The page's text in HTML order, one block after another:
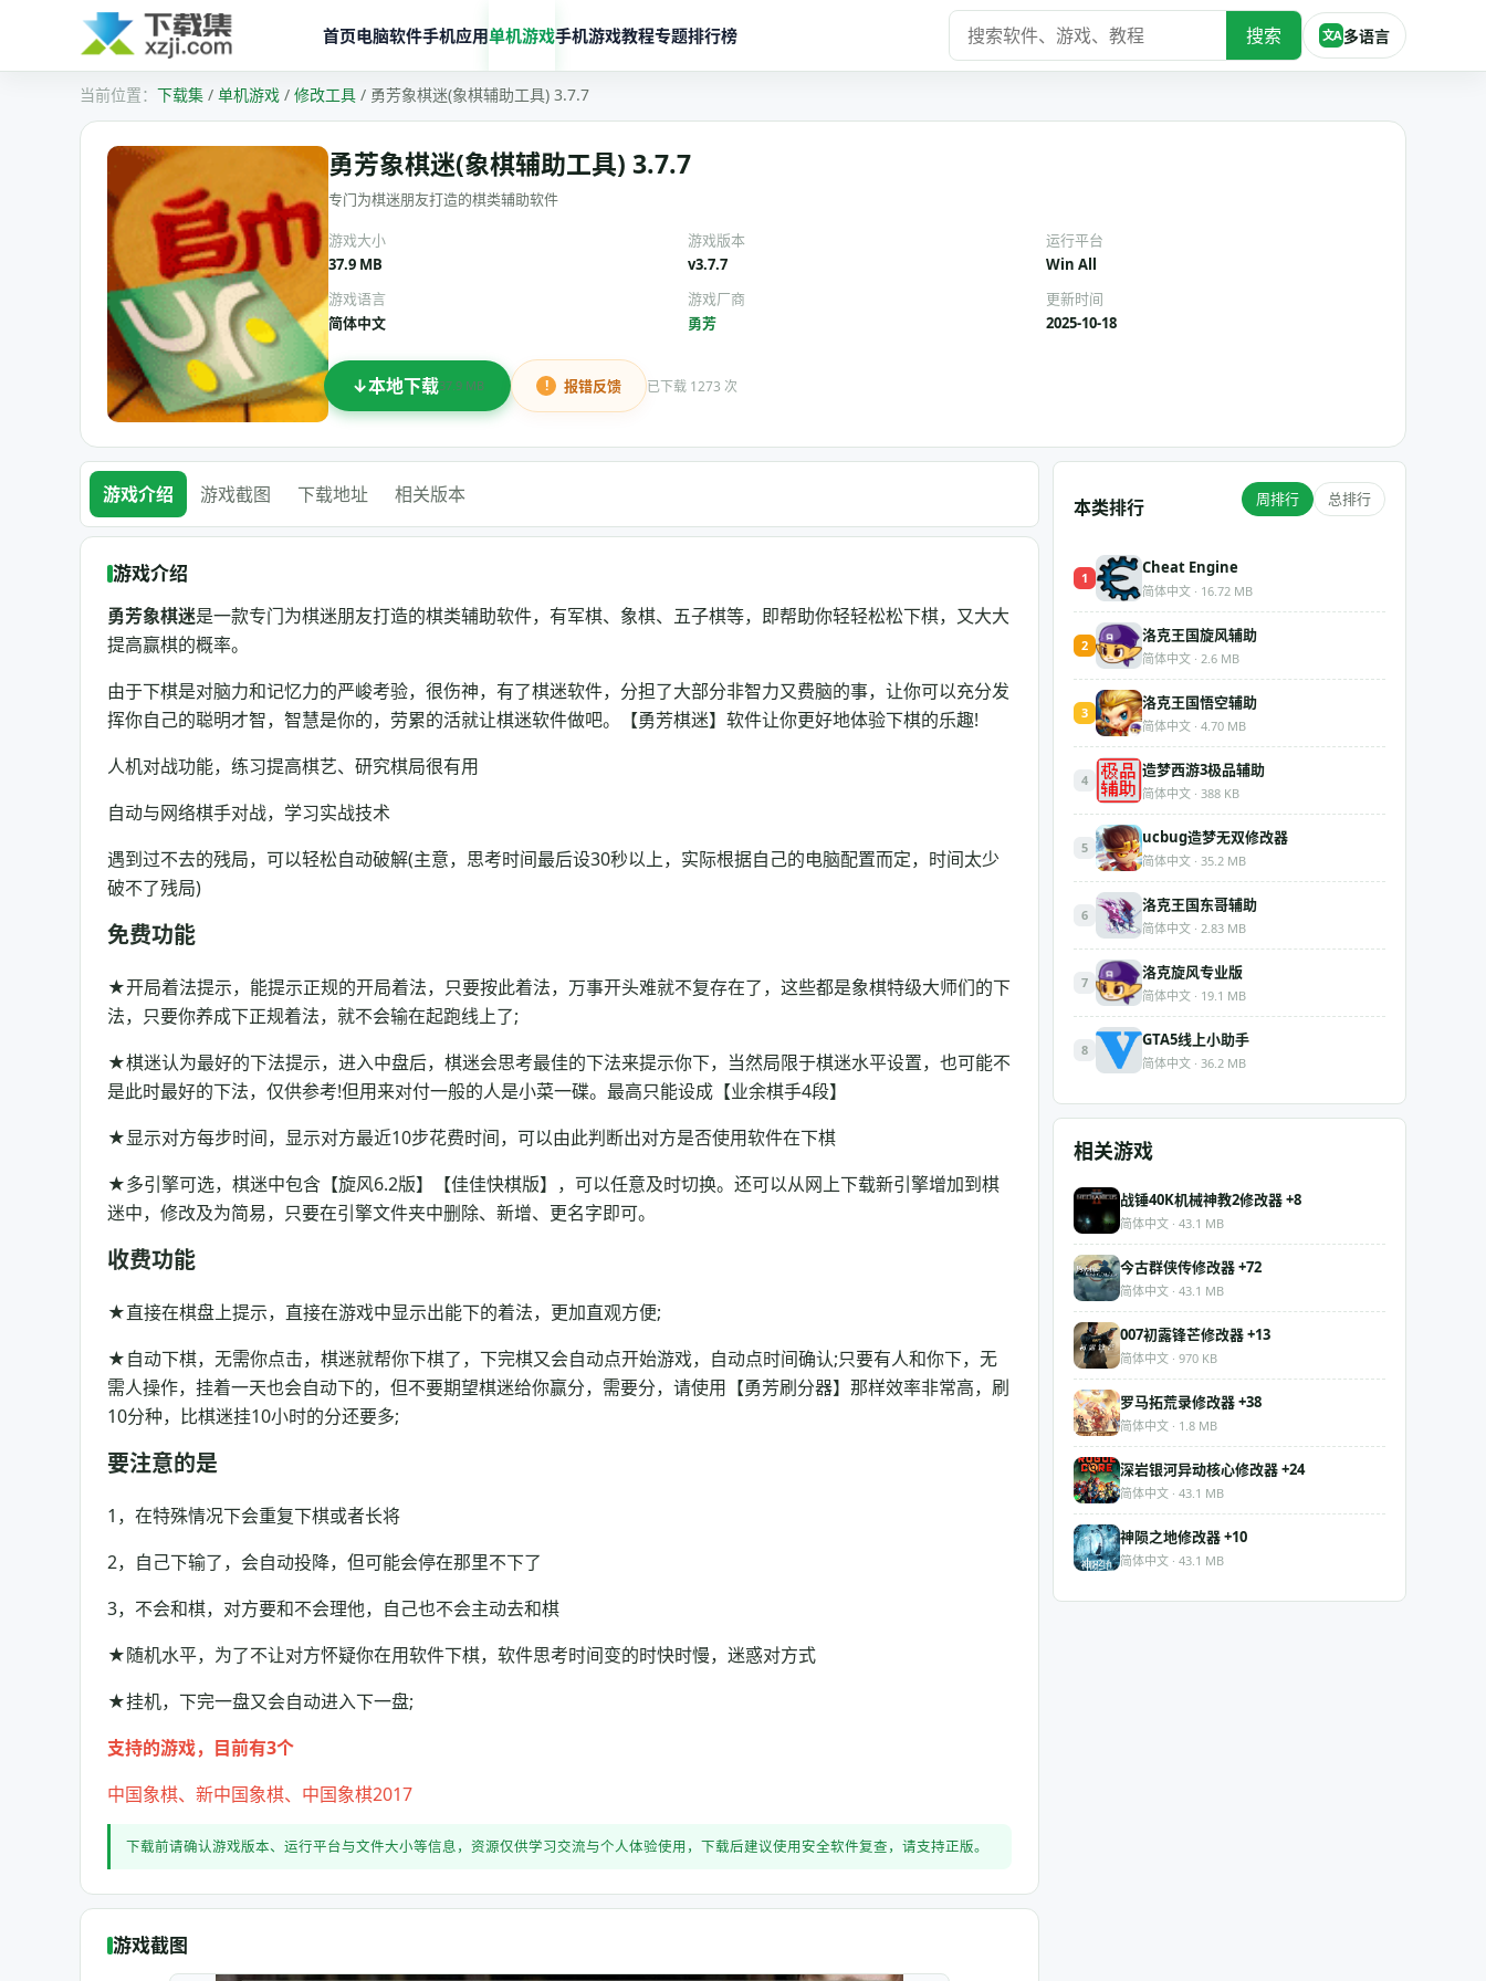
首页电脑软件手机应用单机游戏手机游戏教程专题排行榜 搜索 文A 多语言
下载集 / 单机游戏 / 修改工具 / 勇芳象棋迷(象棋辅助工具) 3.7.7
勇芳象棋迷(象棋辅助工具) 3.7.7
专门为棋迷朋友打造的棋类辅助软件
游戏大小
37.9 MB
游戏版本
v3.7.7
运行平台
Win All
游戏语言
简体中文
游戏厂商
勇芳
更新时间
2025-10-18
本地下载37.9 MB 报错反馈 已下载 1273 次
游戏介绍 游戏截图 下载地址 相关版本
游戏介绍
勇芳象棋迷是一款专门为棋迷朋友打造的棋类辅助软件，有军棋、象棋、五子棋等，即帮助你轻轻松松下棋，又大大
提高赢棋的概率。
由于下棋是对脑力和记忆力的严峻考验，很伤神，有了棋迷软件，分担了大部分非智力又费脑的事，让你可以充分发
挥你自己的聪明才智，智慧是你的，劳累的活就让棋迷软件做吧。【勇芳棋迷】软件让你更好地体验下棋的乐趣!
人机对战功能，练习提高棋艺、研究棋局很有用
自动与网络棋手对战，学习实战技术
遇到过不去的残局，可以轻松自动破解(主意，思考时间最后设30秒以上，实际根据自己的电脑配置而定，时间太少
破不了残局)
免费功能
★开局着法提示，能提示正规的开局着法，只要按此着法，万事开头难就不复存在了，这些都是象棋特级大师们的下
法，只要你养成下正规着法，就不会输在起跑线上了;
★棋迷认为最好的下法提示，进入中盘后，棋迷会思考最佳的下法来提示你下，当然局限于棋迷水平设置，也可能不
是此时最好的下法，仅供参考!但用来对付一般的人是小菜一碟。最高只能设成【业余棋手4段】
★显示对方每步时间，显示对方最近10步花费时间，可以由此判断出对方是否使用软件在下棋
★多引擎可选，棋迷中包含【旋风6.2版】【佳佳快棋版】，可以任意及时切换。还可以从网上下载新引擎增加到棋
迷中，修改及为简易，只要在引擎文件夹中删除、新增、更名字即可。
收费功能
★直接在棋盘上提示，直接在游戏中显示出能下的着法，更加直观方便;
★自动下棋，无需你点击，棋迷就帮你下棋了，下完棋又会自动点开始游戏，自动点时间确认;只要有人和你下，无
需人操作，挂着一天也会自动下的，但不要期望棋迷给你赢分，需要分，请使用【勇芳刷分器】那样效率非常高，刷
10分种，比棋迷挂10小时的分还要多;
要注意的是
1，在特殊情况下会重复下棋或者长将
2，自己下输了，会自动投降，但可能会停在那里不下了
3，不会和棋，对方要和不会理他，自己也不会主动去和棋
★随机水平，为了不让对方怀疑你在用软件下棋，软件思考时间变的时快时慢，迷惑对方式
★挂机，下完一盘又会自动进入下一盘;
支持的游戏，目前有3个
中国象棋、新中国象棋、中国象棋2017
下载前请确认游戏版本、运行平台与文件大小等信息，资源仅供学习交流与个人体验使用，下载后建议使用安全软件复查，请支持正版。
游戏截图
本类排行 周排行 总排行
1
Cheat Engine
简体中文 · 16.72 MB
2
洛克王国旋风辅助
简体中文 · 2.6 MB
3
洛克王国悟空辅助
简体中文 · 4.70 MB
4
造梦西游3极品辅助
简体中文 · 388 KB
5
ucbug造梦无双修改器
简体中文 · 35.2 MB
6
洛克王国东哥辅助
简体中文 · 2.83 MB
7
洛克旋风专业版
简体中文 · 19.1 MB
8
GTA5线上小助手
简体中文 · 36.2 MB
相关游戏
战锤40K机械神教2修改器 +8
简体中文 · 43.1 MB
今古群侠传修改器 +72
简体中文 · 43.1 MB
007初露锋芒修改器 +13
简体中文 · 970 KB
罗马拓荒录修改器 +38
简体中文 · 1.8 MB
深岩银河异动核心修改器 +24
简体中文 · 43.1 MB
神陨之地修改器 +10
简体中文 · 43.1 MB